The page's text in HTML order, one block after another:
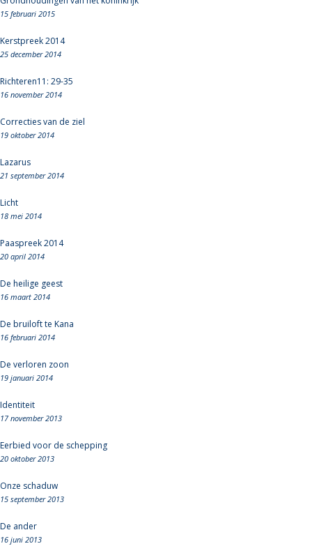
15 februari 2015
Kerstpreek 2014
25 december 2014
Richteren11: 29-35
16 november 2014
Correcties van de ziel
19 oktober 2014
Lazarus
21 september 2014
Licht
18 mei 2014
Paaspreek 2014
20 april 2014
De heilige geest
16 maart 2014
De bruiloft te Kana
16 februari 2014
De verloren zoon
19 januari 2014
Identiteit
17 november 2013
Eerbied voor de schepping
20 oktober 2013
Onze schaduw
15 september 2013
De ander
16 juni 2013